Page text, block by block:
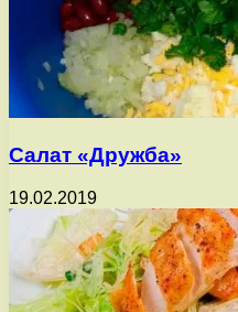
Салат «Дружба»
19.02.2019